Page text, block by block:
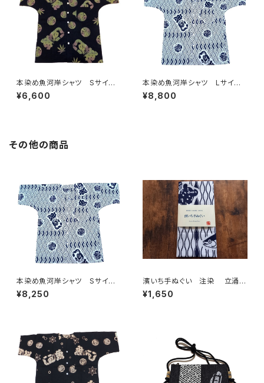
本染め魚河岸シャツ Sサイ
ズ 認定証付き 木綿晒 麻の
葉柄 黒×迷彩カモ 日本製
¥6,600
本染め魚河岸シャツ Lサイ
ズ 認定証付き 木綿晒 菱青
海波×伝統魚河岸柄 白×紺
¥8,800
その他の商品
本染め魚河岸シャツ Sサイ
ズ 認定証付き 木綿晒 菱青
海波×伝統魚河岸柄 白×紺
津 浜通り 港町 祭り
¥8,250
濱いち手ぬぐい 注染 立涌カ
ツヲ 鰹 特岡 綿100％ 浴
衣生地 本染め 日本てぬぐ
¥1,650